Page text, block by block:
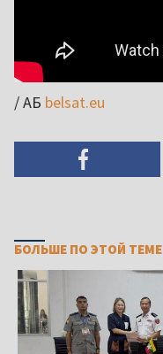
/ АБ belsat.eu
БОЛЬШЕ ПО ЭТОЙ ТЕМЕ